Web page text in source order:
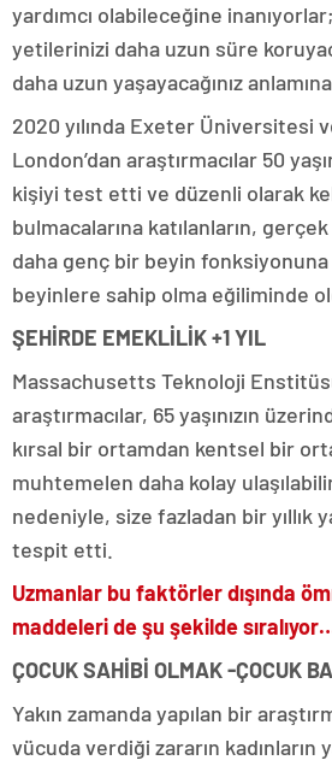
yardımcı olabileceğine
yetilerinizi daha uzun süre
daha uzun yaşayacağınız
2020 yılında Exeter Üniversitesi
London’dan araştırmacılar 50
kişiyi test etti ve düzenli olarak
bulmacalarına katılanların, gerçek
daha genç bir beyin
beyinlere sahip olma eğiliminde
ŞEHİRDE EMEKLİLİK +1 YIL
Massachusetts Teknoloji
araştırmacılar, 65 yaşınızın
kırsal bir ortamdan kentsel bir
muhtemelen daha kolay
nedeniyle, size fazladan bir yıllık
tespit etti.
Uzmanlar bu faktörler dışında
maddeleri de şu şekilde
ÇOCUK SAHİBİ OLMAK -ÇOCUK
Yakın zamanda yapılan bir
vücuda verdiği zararın kadınların